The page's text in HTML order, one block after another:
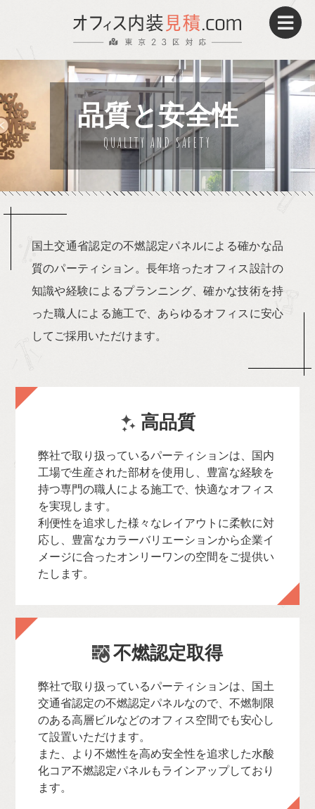
品質と安全性
国土交通省認定の不燃認定パネルによる確かな品
質のパーティション。長年培ったオフィス設計の
知識や経験によるプランニング、確かな技術を持
った職人による施工で、あらゆるオフィスに安心
してご採用いただけます。
高品質
弊社で取り扱っているパーティションは、国内
工場で生産された部材を使用し、豊富な経験を
持つ専門の職人による施工で、快適なオフィス
を実現します。
利便性を追求した様々なレイアウトに柔軟に対
応し、豊富なカラーバリエーションから企業イ
メージに合ったオンリーワンの空間をご提供い
たします。
不燃認定取得
弊社で取り扱っているパーティションは、国土
交通省認定の不燃認定パネルなので、不燃制限
のある高層ビルなどのオフィス空間でも安心し
て設置いただけます。
また、より不燃性を高め安全性を追求した水酸
化コア不燃認定パネルもラインアップしており
ます。
パーティション 床貼替え・OAフロア
壁紙・クロス 電気工事
パーティション
メリット
バリエーション